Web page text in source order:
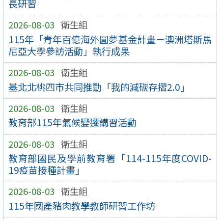
長研習
2026-08-03 衛生組
115年「青年百億海外圓夢基金計畫－澳洲塔斯馬
尼亞大學參訪活動」執行成果
2026-08-03 衛生組
基北北桃四市共同推動「我的減碳存摺2.0」
2026-08-03 衛生組
教育部115年氣候變遷講習活動
2026-08-03 衛生組
教育部國民及學前教育署「114-115年度COVID-
19疫苗接種計畫」
2026-08-03 衛生組
115年國產豬肉教學教師研習工作坊